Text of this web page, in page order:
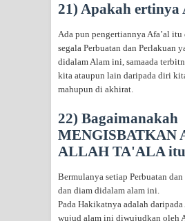
21) Apakah ertinya
Ada pun pengertiannya Afa’al
segala Perbuatan dan Perlakuan
didalam Alam ini, samaada
kita ataupun lain daripada diri
mahupun di akhirat.
22) Bagaimanakah
MENGISBATKAN
ALLAH TA'ALA
Bermulanya setiap Perbuatan
dan diam didalam alam ini.
Pada Hakikatnya adalah
wujud alam ini diwujudkan oleh